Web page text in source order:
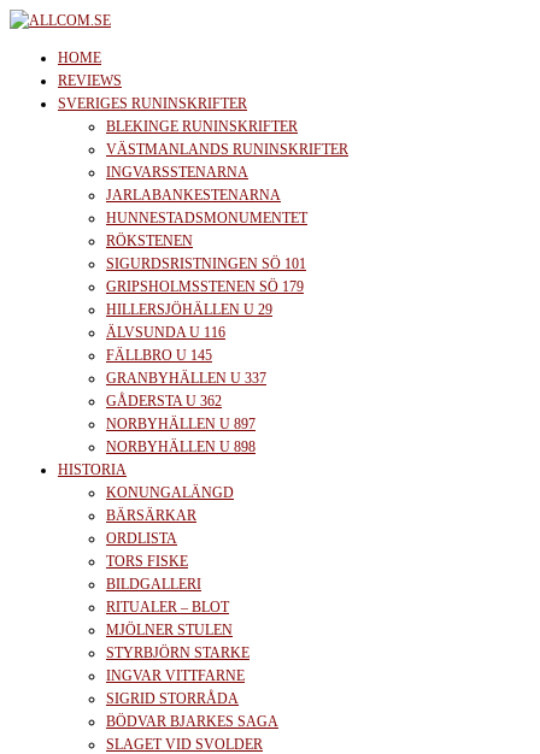
Skip
content
allcom.se
News | Reviews | History
HOME
REVIEWS
SVERIGES RUNINSKRIFTER
BLEKINGE RUNINSKRIFTER
VÄSTMANLANDS RUNINSKRIFTER
INGVARSSTENARNA
JARLABANKESTENARNA
HUNNESTADSMONUMENTET
RÖKSTENEN
SIGURDSRISTNINGEN SÖ 101
GRIPSHOLMSSTENEN SÖ 179
HILLERSJÖHÄLLEN U 29
ÄLVSUNDA U 116
FÄLLBRO U 145
GRANBYHÄLLEN U 337
GÅDERSTA U 362
NORBYHÄLLEN U 897
NORBYHÄLLEN U 898
HISTORIA
KONUNGALÄNGD
BÄRSÄRKAR
ORDLISTA
TORS FISKE
BILDGALLERI
RITUALER – BLOT
MJÖLNER STULEN
STYRBJÖRN STARKE
INGVAR VITTFARNE
SIGRID STORRÅDA
BÖDVAR BJARKES SAGA
SLAGET VID SVOLDER